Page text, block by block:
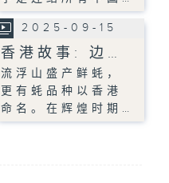
2025-09-15
香港故事: 边…
流浮山盛产鲜蚝，
更有蚝品种以香港
命名。在辉煌时期…